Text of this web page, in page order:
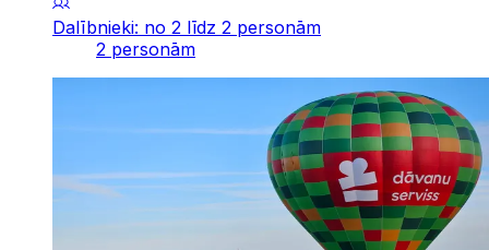
Dalībnieki: no 2 līdz 2 personām
2 personām